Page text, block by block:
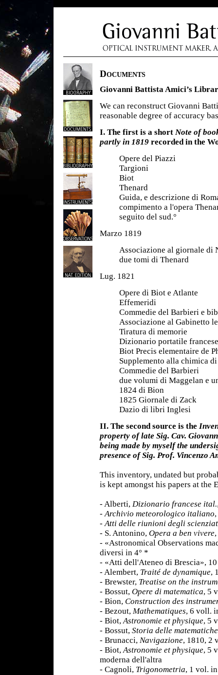
Documents
Giovanni Battista Amici’s
We can reconstruct Giovanni
reasonable degree of accuracy
I. The first is a short Note of
partly in 1819 recorded in the
Opere del Piazzi
Targioni
Biot
Thenard
Guida, e descrizione di
compimento a l'opera
seguito del sud.°
Marzo 1819
Associazione al giornale di
due tomi di Thenard
Lug. 1821
Opere di Biot e Atlante
Effemeridi
Commedie del Barbieri e
Associazione al Gabinetto
Tiratura di memorie
Dizionario portatile
Biot Precis elementaire de
Supplemento alla chimica
Commedie del Barbieri
due volumi di Maggelan e
1824 di Bion
1825 Giornale di Zack
Dazio di libri Inglesi
II. The secondsource is the
property of late Sig. Cav.
being made by myself the
presence of Sig. Prof. Vincenzo
This inventory, undated but
is kept amongst his papers at the
- Alberti, Dizionario francese ital.
-Archivio meteorologico italiano
-Atti delle riunioni degli
- S. Antonino, Opera a ben vivere
- «Astronomical Observations
diversi in 4° *
- «Atti dell'Ateneo di Brescia»,
- Alembert, Traité de dynamique,
- Brewster, Treatise on the
- Bossut, Opere di matematica, 5
- Bion, Construction des
- Bezout, Mathematiques, 6 voll.
- Biot,Astronomie et physique, 5
- Bossut, Storia delle matematiche
- Brunacci, Navigazione, 1810, 2
- Biot,Astronomie et physique, 5
moderna dell'altra
- Cagnoli, Trigonometria, 1 vol.